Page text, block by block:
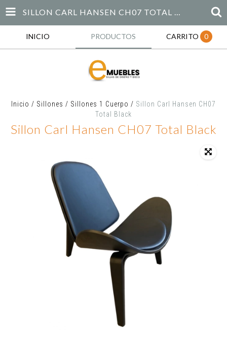
SILLON CARL HANSEN CH07 TOTAL BLACK
INICIO PRODUCTOS CARRITO 0
Inicio / Sillones / Sillones 1 Cuerpo / Sillon Carl Hansen CH07
Total Black
Sillon Carl Hansen CH07 Total Black